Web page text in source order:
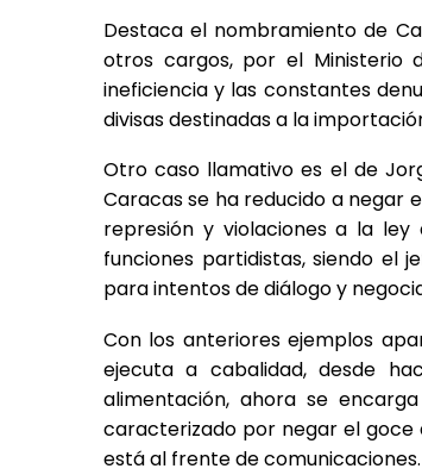
Destaca el nombramiento de
otros cargos, por el Ministerio
ineficiencia y las constantes
divisas destinadas a la
Otro caso llamativo es el de
Caracas se ha reducido a negar
represión y violaciones a la
funciones partidistas, siendo el
para intentos de diálogo y
Con los anteriores ejemplos
ejecuta a cabalidad, desde
alimentación, ahora se
caracterizado por negar el goce
está al frente de